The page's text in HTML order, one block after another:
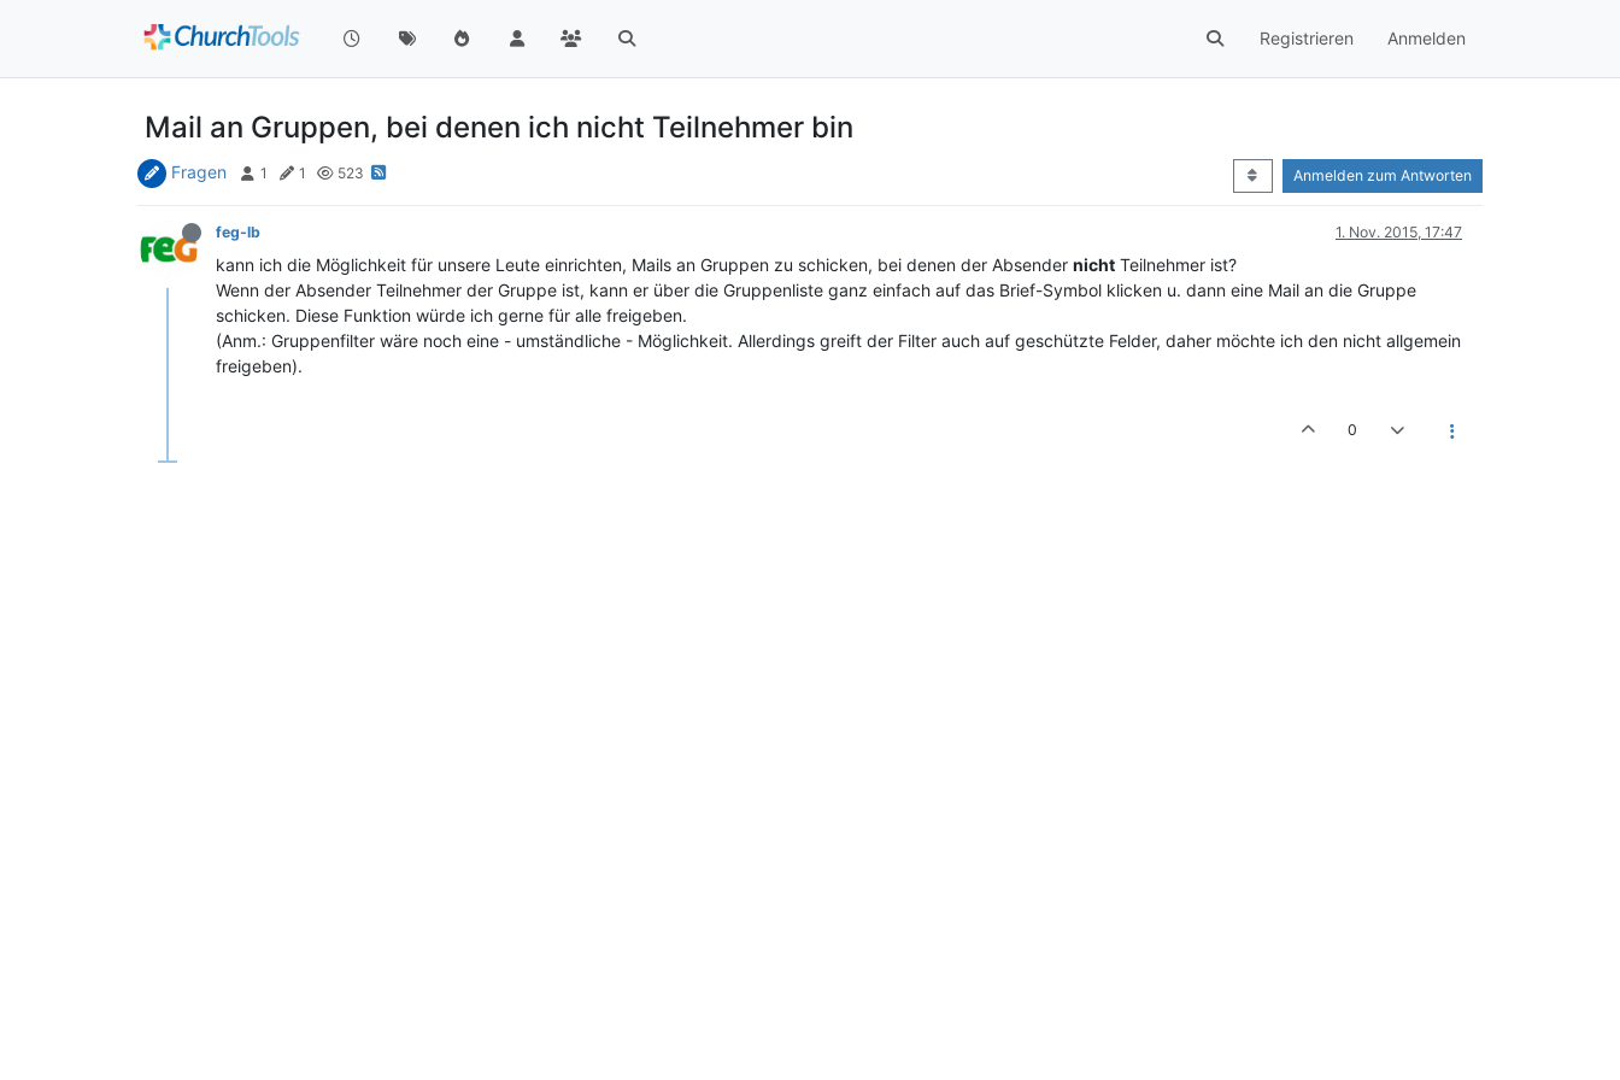
Registrieren Anmelden
Mail an Gruppen, bei denen ich nicht Teilnehmer bin
Fragen 1 1 523 Anmelden zum Antworten
feg-lb 1. Nov. 2015, 17:47
kann ich die Möglichkeit für unsere Leute einrichten, Mails an Gruppen zu schicken, bei denen der Absender nicht Teilnehmer ist?
Wenn der Absender Teilnehmer der Gruppe ist, kann er über die Gruppenliste ganz einfach auf das Brief-Symbol klicken u. dann eine Mail an die Gruppe
schicken. Diese Funktion würde ich gerne für alle freigeben.
(Anm.: Gruppenfilter wäre noch eine - umständliche - Möglichkeit. Allerdings greift der Filter auch auf geschützte Felder, daher möchte ich den nicht allgemein
freigeben).
0